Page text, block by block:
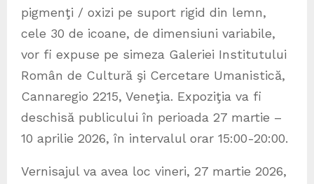
pigmenţi / oxizi pe suport rigid din lemn,
cele 30 de icoane, de dimensiuni variabile,
vor fi expuse pe simeza Galeriei Institutului
Român de Cultură şi Cercetare Umanistică,
Cannaregio 2215, Veneţia. Expoziţia va fi
deschisă publicului în perioada 27 martie –
10 aprilie 2026, în intervalul orar 15:00-20:00.
Vernisajul va avea loc vineri, 27 martie 2026,